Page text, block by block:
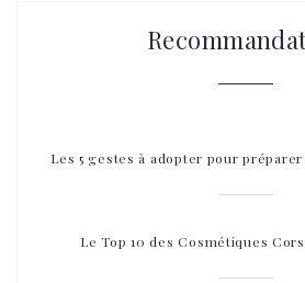
Les 5 gestes à adopter pour préparer
Le Top 10 des Cosmétiques